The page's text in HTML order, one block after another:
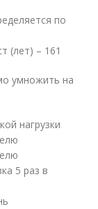
по
(лет) – 161
умножить на
нагрузки
5 раз в